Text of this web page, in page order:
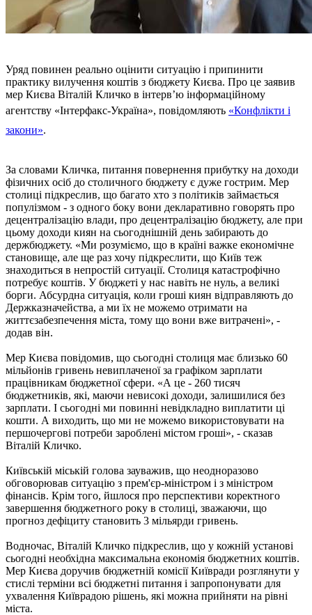
Уряд повинен реально оцінити ситуацію і припинити
практику вилучення коштів з бюджету Києва. Про це заявив
мер Києва Віталій Кличко в інтерв’ю інформаційному
агентству «Інтерфакс-Україна», повідомляють «Конфлікти і
закони».
За словами Кличка, питання повернення прибутку на доходи
фізичних осіб до столичного бюджету є дуже гострим. Мер
столиці підкреслив, що багато хто з політиків займається
популізмом - з одного боку вони декларативно говорять про
децентралізацію влади, про децентралізацію бюджету, але при
цьому доходи киян на сьогоднішній день забирають до
держбюджету. «Ми розуміємо, що в країні важке економічне
становище, але ще раз хочу підкреслити, що Київ теж
знаходиться в непростій ситуації. Столиця катастрофічно
потребує коштів. У бюджеті у нас навіть не нуль, а великі
борги. Абсурдна ситуація, коли гроші киян відправляють до
Держказначейства, а ми їх не можемо отримати на
життєзабезпечення міста, тому що вони вже витрачені», -
додав він.
Мер Києва повідомив, що сьогодні столиця має близько 60
мільйонів гривень невиплаченої за графіком зарплати
працівникам бюджетної сфери. «А це - 260 тисяч
бюджетників, які, маючи невисокі доходи, залишилися без
зарплати. І сьогодні ми повинні невідкладно виплатити ці
кошти. А виходить, що ми не можемо використовувати на
першочергові потреби зароблені містом гроші», - сказав
Віталій Кличко.
Київській міській голова зауважив, що неодноразово
обговорював ситуацію з прем'єр-міністром і з міністром
фінансів. Крім того, йшлося про перспективи коректного
завершення бюджетного року в столиці, зважаючи, що
прогноз дефіциту становить 3 мільярди гривень.
Водночас, Віталій Кличко підкреслив, що у кожній установі
сьогодні необхідна максимальна економія бюджетних коштів.
Мер Києва доручив бюджетній комісії Київради розглянути у
стислі терміни всі бюджетні питання і запропонувати для
ухвалення Київрадою рішень, які можна прийняти на рівні
міста.